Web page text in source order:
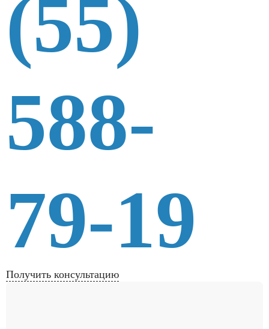
(55)
588-
79-19
Получить консультацию